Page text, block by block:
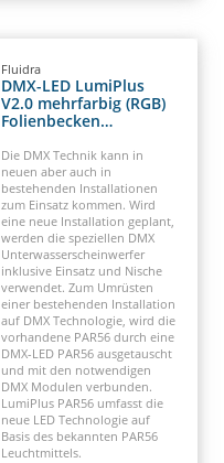
Fluidra
DMX-LED LumiPlus
V2.0 mehrfarbig (RGB)
Folienbecken
Die DMX Technik kann in
neuen aber auch in
bestehenden Installationen
zum Einsatz kommen. Wird
eine neue Installation geplant,
werden die speziellen DMX
Unterwasserscheinwerfer
inklusive Einsatz und Nische
verwendet. Zum Umrüsten
einer bestehenden Installation
auf DMX Technologie, wird die
vorhandene PAR56 durch eine
DMX-LED PAR56 ausgetauscht
und mit den notwendigen
DMX Modulen verbunden.
LumiPlus PAR56 umfasst die
neue LED Technologie auf
Basis des bekannten PAR56
Leuchtmittels.